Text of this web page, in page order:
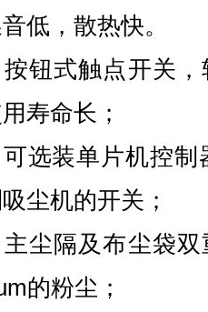
低，散热快。
钮式触点开关
寿命长；
选装单片机控
尘机的开关；
尘隔及布尘袋
的粉尘；